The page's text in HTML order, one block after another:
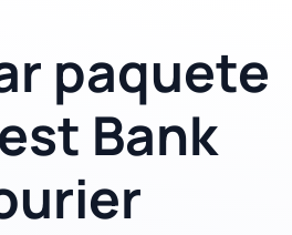
paquete
Bank